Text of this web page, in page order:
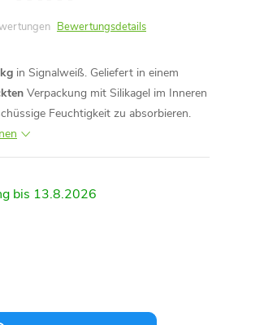
Bewertungsdetails
in Signalweiß. Geliefert in einem
Verpackung mit Silikagel im Inneren
Feuchtigkeit zu absorbieren.
13.8.2026